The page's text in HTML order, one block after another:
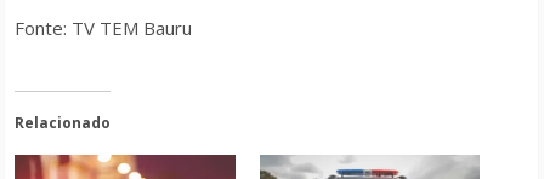
Fonte: TV TEM Bauru
Relacionado